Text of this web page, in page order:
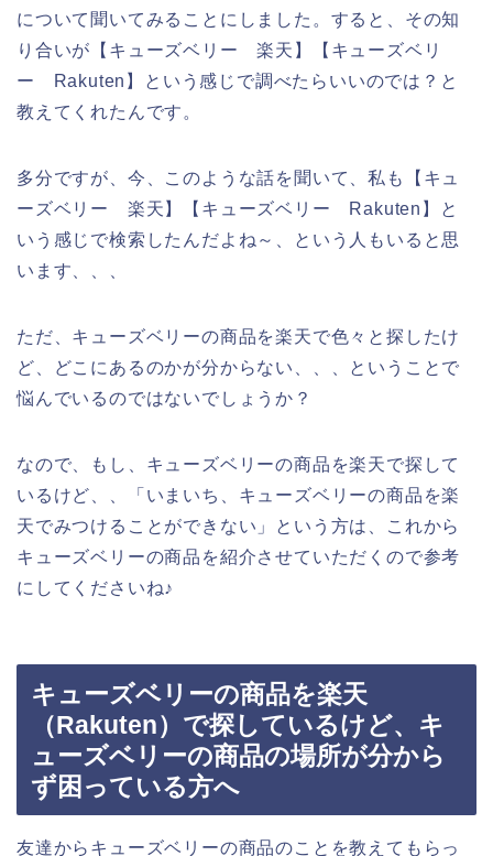
について聞いてみることにしました。すると、その知
り合いが【キューズベリー 楽天】【キューズベリ
ー Rakuten】という感じで調べたらいいのでは？と
教えてくれたんです。
多分ですが、今、このような話を聞いて、私も【キュ
ーズベリー 楽天】【キューズベリー Rakuten】と
いう感じで検索したんだよね～、という人もいると思
います、、、
ただ、キューズベリーの商品を楽天で色々と探したけ
ど、どこにあるのかが分からない、、、ということで
悩んでいるのではないでしょうか？
なので、もし、キューズベリーの商品を楽天で探して
いるけど、、「いまいち、キューズベリーの商品を楽
天でみつけることができない」という方は、これから
キューズベリーの商品を紹介させていただくので参考
にしてくださいね♪
キューズベリーの商品を楽天
（Rakuten）で探しているけど、キ
ューズベリーの商品の場所が分から
ず困っている方へ
友達からキューズベリーの商品のことを教えてもらっ